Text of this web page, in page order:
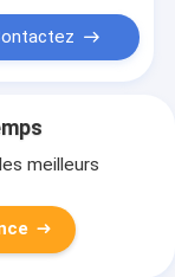
meilleurs